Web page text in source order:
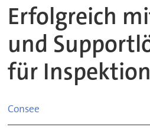
Erfolgreich
und
für
Consee